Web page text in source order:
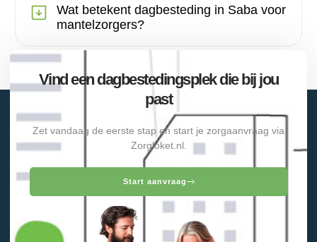
Wat betekent dagbesteding in Saba voor
mantelzorgers?
Vind een dagbestedingsplek die bij jou
past
Zet vandaag de eerste stap en start je zorgaanvraag via
Zorgloket.nl.
Start aanvraag